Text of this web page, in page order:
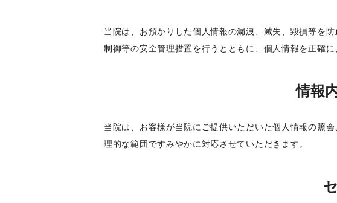
当院は、お預かりした個人情報の漏洩、滅失、毀損等を
制御等の安全管理措置を行うとともに、個人情報を正確
情報
当院は、お客様が当院にご提供いただいた個人情報の照
理的な範囲ですみやかに対応させていただきます。